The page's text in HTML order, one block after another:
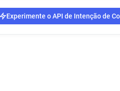
Experimente o API de Intenção de